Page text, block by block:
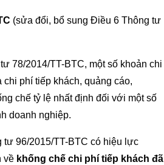
(sửa đổi, bổ sung Điều 6 Thông tư
78/2014/TT-BTC, một số khoản chi
chi phí tiếp khách, quảng cáo,
chế tỷ lệ nhất định đối với một số
doanh nghiệp.
tư 96/2015/TT-BTC có hiệu lực
về khống chế chi phí tiếp khách đã